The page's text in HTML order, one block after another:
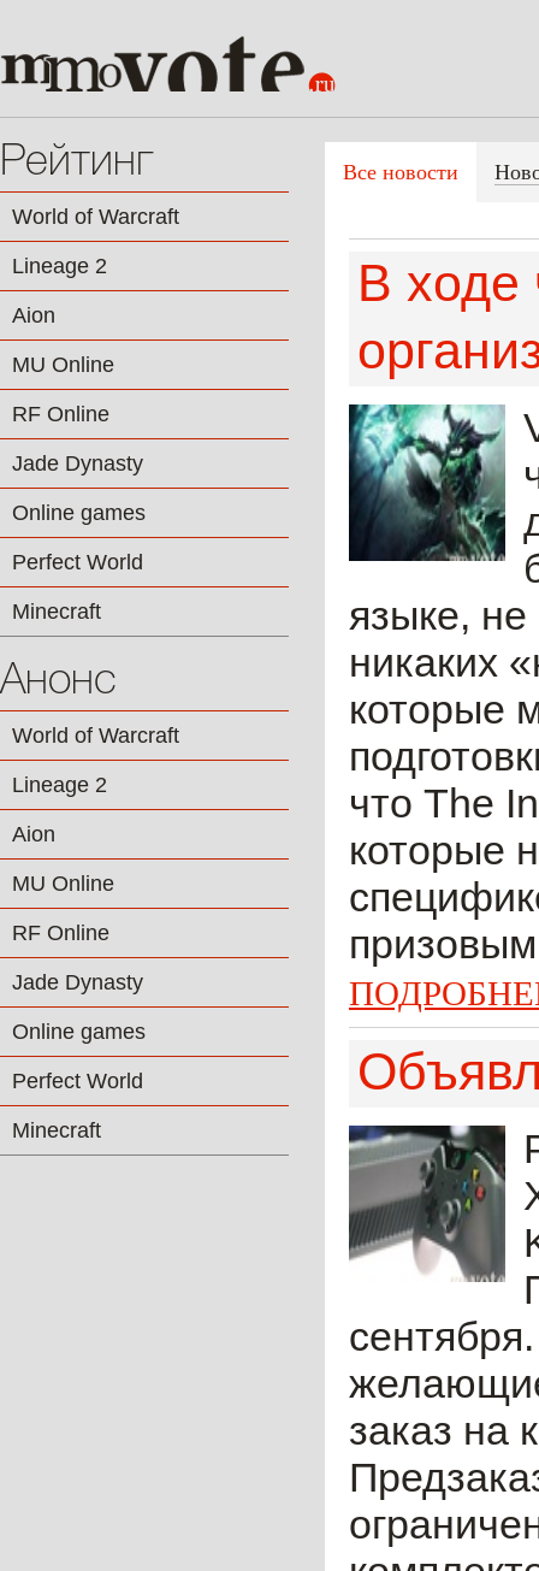
Рейтинг
World of Warcraft
Lineage 2
Aion
MU Online
RF Online
Jade Dynasty
Online games
Perfect World
Minecraft
Анонс
World of Warcraft
Lineage 2
Aion
MU Online
RF Online
Jade Dynasty
Online games
Perfect World
Minecraft
Все новости
В ходе
языке,
никаких
которые
что The
которые
заказ на